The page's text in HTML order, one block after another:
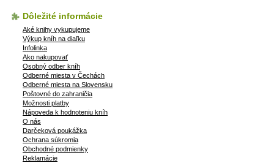
Dôležité informácie
Aké knihy vykupujeme
Výkup kníh na diaľku
Infolinka
Ako nakupovať
Osobný odber kníh
Odberné miesta v Čechách
Odberné miesta na Slovensku
Poštovné do zahraničia
Možnosti platby
Nápoveda k hodnoteniu kníh
O nás
Darčeková poukážka
Ochrana súkromia
Obchodné podmienky
Reklamácie